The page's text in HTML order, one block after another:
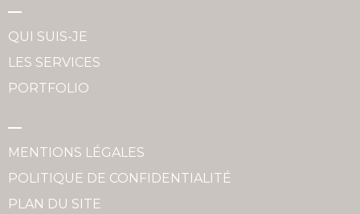
QUI SUIS-JE
LES SERVICES
PORTFOLIO
MENTIONS LÉGALES
POLITIQUE DE CONFIDENTIALITÉ
PLAN DU SITE